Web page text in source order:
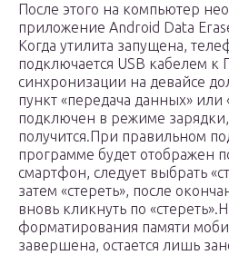
После этого на компьютер
приложение Android Data
Когда утилита запущена,
подключается USB кабелем
синхронизации на девайсе
пункт «передача данных» или
подключен в режиме
получится.При правильном
программе будет отображен
смартфон, следует выбрать
затем «стереть», после
вновь кликнуть по
форматирования памяти
завершена, остается лишь